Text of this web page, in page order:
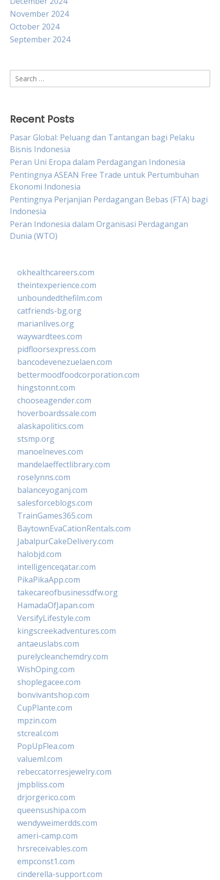
November 2024
October 2024
September 2024
Search
for:
Recent Posts
Pasar Global: Peluang dan Tantangan bagi Pelaku
Bisnis Indonesia
Peran Uni Eropa dalam Perdagangan Indonesia
Pentingnya ASEAN Free Trade untuk Pertumbuhan
Ekonomi Indonesia
Pentingnya Perjanjian Perdagangan Bebas (FTA) bagi
Indonesia
Peran Indonesia dalam Organisasi Perdagangan
Dunia (WTO)
okhealthcareers.com
theintexperience.com
unboundedthefilm.com
catfriends-bg.org
marianlives.org
waywardtees.com
pidfloorsexpress.com
bancodevenezuelaen.com
bettermoodfoodcorporation.com
hingstonnt.com
chooseagender.com
hoverboardssale.com
alaskapolitics.com
stsmp.org
manoelneves.com
mandelaeffectlibrary.com
roselynns.com
balanceyoganj.com
salesforceblogs.com
TrainGames365.com
BaytownEvaCationRentals.com
JabalpurCakeDelivery.com
halobjd.com
intelligenceqatar.com
PikaPikaApp.com
takecareofbusinessdfw.org
HamadaOfJapan.com
VersifyLifestyle.com
kingscreekadventures.com
antaeuslabs.com
purelycleanchemdry.com
WishOping.com
shoplegacee.com
bonvivantshop.com
CupPlante.com
mpzin.com
stcreal.com
PopUpFlea.com
valueml.com
rebeccatorresjewelry.com
jmpbliss.com
drjorgerico.com
queensushipa.com
wendyweimerdds.com
ameri-camp.com
hrsreceivables.com
empconst1.com
cinderella-support.com